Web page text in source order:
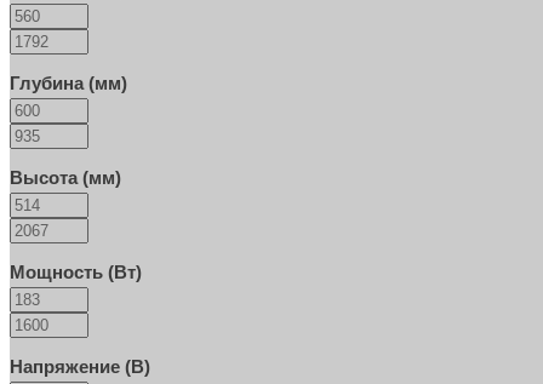
Глубина (мм)
Высота (мм)
Мощность (Вт)
Напряжение (В)